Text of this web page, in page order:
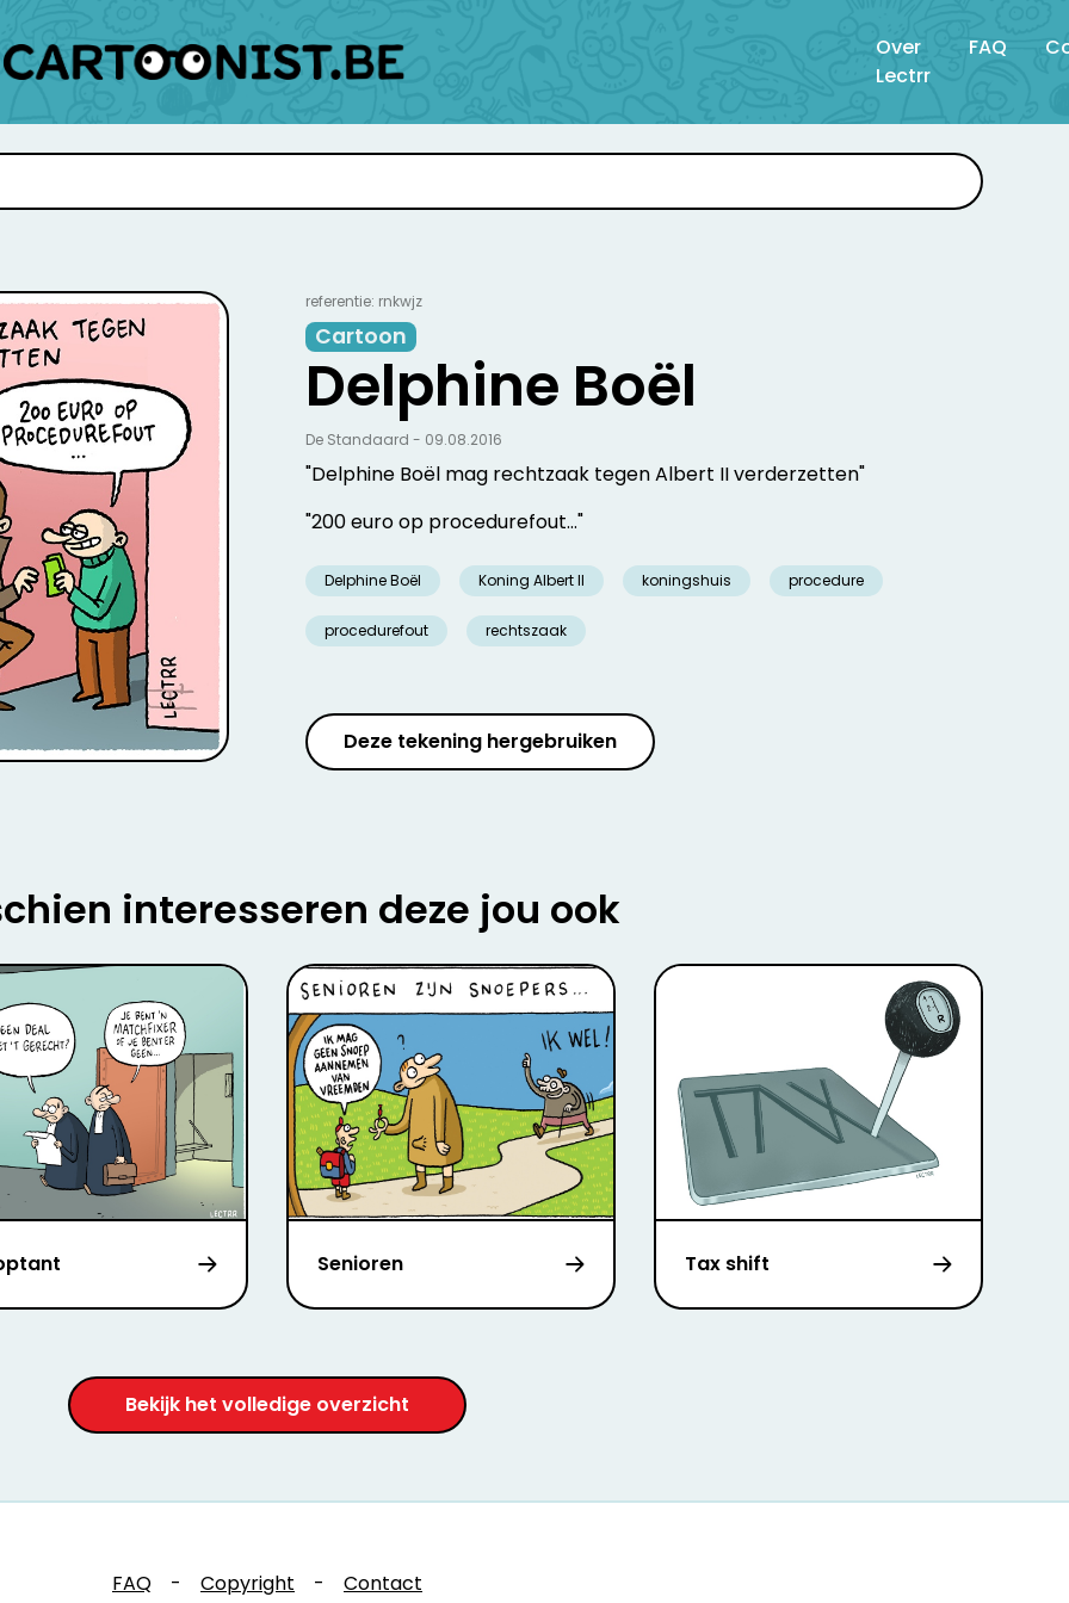
Over
Lectrr
FAQ
referentie: rnkwjz
Cartoon
Delphine Boël
"Delphine Boël mag rechtzaak tegen Albert II verderzetten"
"200 euro op procedurefout…"
Delphine Boël Koning Albert II koningshuis procedure
procedurefout rechtszaak
De Standaard - 09.08.2016
Deze tekening hergebruiken
interesseren deze jou ook
Senioren Tax shift
Bekijk het volledige overzicht
FAQ - Copyright - Contact